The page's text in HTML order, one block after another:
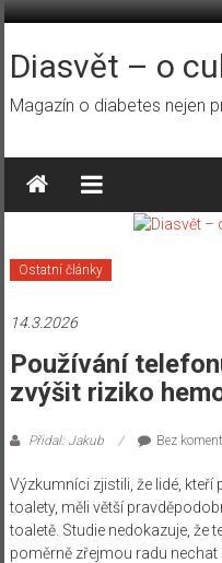
Přeskočit
obsah
Diasvět – o
Magazín o diabetes nejen
Ostatní články
14.3.2026
Používání
zvýšit riziko
Přidal: Jakub Bez
Výzkumníci zjistili, že lidé,
toalety, měli větší
toaletě. Studie nedokazuje, že
poměrně zřejmou radu nechat